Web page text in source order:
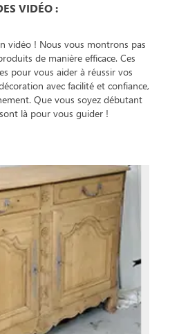
VIDÉO :
vidéo ! Nous vous montrons pas
de manière efficace. Ces
pour vous aider à réussir vos
avec facilité et confiance,
Que vous soyez débutant
là pour vous guider !